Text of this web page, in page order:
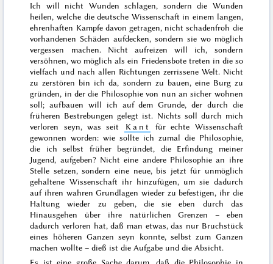
Ich will nicht Wunden schlagen, sondern die Wunden
heilen, welche die deutsche Wissenschaft in einem langen,
ehrenhaften Kampfe davon getragen, nicht schadenfroh die
vorhandenen Schäden aufdecken, sondern sie wo möglich
vergessen machen. Nicht aufreizen will ich, sondern
versöhnen, wo möglich als ein Friedensbote treten in die so
vielfach und nach allen Richtungen zerrissene Welt. Nicht
zu zerstören bin ich da, sondern zu bauen, eine Burg zu
gründen, in der die Philosophie von nun an sicher wohnen
soll; aufbauen will ich auf dem Grunde, der durch die
früheren Bestrebungen gelegt ist. Nichts soll durch mich
verloren seyn, was seit
Kant
für echte Wissenschaft
gewonnen worden: wie sollte ich zumal die Philosophie,
die ich selbst früher begründet, die Erfindung meiner
Jugend, aufgeben? Nicht eine andere Philosophie an ihre
Stelle setzen, sondern eine neue, bis jetzt für unmöglich
gehaltene Wissenschaft ihr hinzufügen, um sie dadurch
auf ihren wahren Grundlagen wieder zu befestigen, ihr die
Haltung wieder zu geben, die sie eben durch das
Hinausgehen über ihre natürlichen Grenzen – eben
dadurch verloren hat, daß man etwas, das nur Bruchstück
eines höheren Ganzen seyn konnte, selbst zum Ganzen
machen wollte – dieß ist die Aufgabe und die Absicht.
Es ist eine große Sache darum, daß die Philosophie in